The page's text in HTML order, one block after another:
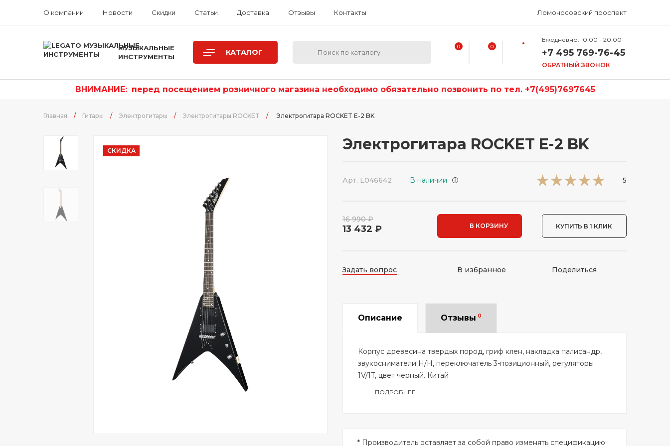
О компании Новости Скидки Статьи Доставка Отзывы Контакты Ломоносовский проспект
МУЗЫКАЛЬНЫЕ
ИНСТРУМЕНТЫ
КАТАЛОГ
0 0
Ежедневно: 10:00 - 20:00
+7 495 769-76-45
ОБРАТНЫЙ ЗВОНОК
ВНИМАНИЕ: перед посещением розничного магазина необходимо обязательно позвонить по тел. +7(495)7697645
Главная / Гитары / Электрогитары / Электрогитары ROCKET / Электрогитара ROCKET E-2 BK
СКИДКА Электрогитара ROCKET E-2 BK
Арт. L046642 В наличии i 5
16 990 ₽
13 432 ₽ В КОРЗИНУ КУПИТЬ В 1 КЛИК
Задать вопрос В избранное Поделиться
Описание Отзывы 0
Корпус древесина твердых пород, гриф клен, накладка палисандр,
звукосниматели H/H, переключатель 3-позиционный, регуляторы
1V/1T, цвет черный. Китай
ПОДРОБНЕЕ
* Производитель оставляет за собой право изменять спецификацию